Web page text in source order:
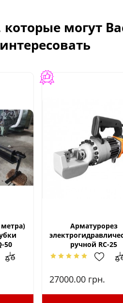
могут
50
Арматурорез
ручной RC-25
27000.00 грн.